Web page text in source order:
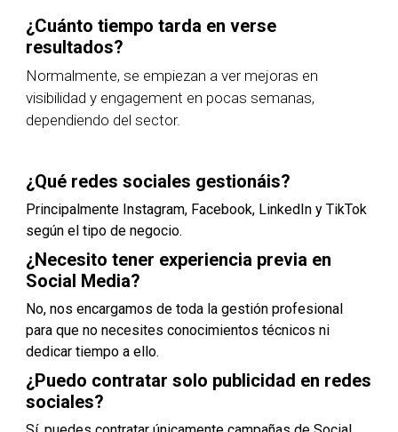
¿Cuánto tiempo tarda en verse
resultados?
Normalmente, se empiezan a ver mejoras en
visibilidad y engagement en pocas semanas,
dependiendo del sector.
¿Qué redes sociales gestionáis?
Principalmente Instagram, Facebook, LinkedIn y TikTok
según el tipo de negocio.
¿Necesito tener experiencia previa en
Social Media?
No, nos encargamos de toda la gestión profesional
para que no necesites conocimientos técnicos ni
dedicar tiempo a ello.
¿Puedo contratar solo publicidad en redes
sociales?